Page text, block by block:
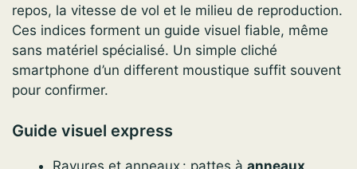
repos, la vitesse de vol et le milieu de reproduction.
Ces indices forment un guide visuel fiable, même
sans matériel spécialisé. Un simple cliché
smartphone d’un different moustique suffit souvent
pour confirmer.
Guide visuel express
Rayures et anneaux : pattes à anneaux